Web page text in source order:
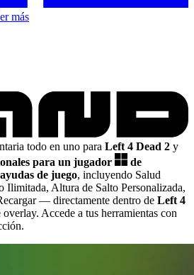
más
todo en uno para Left 4 Dead 2 y
para un jugador
de
de juego, incluyendo Salud
Ilimitada, Altura de Salto Personalizada,
— directamente dentro de Left 4
Accede a tus herramientas con